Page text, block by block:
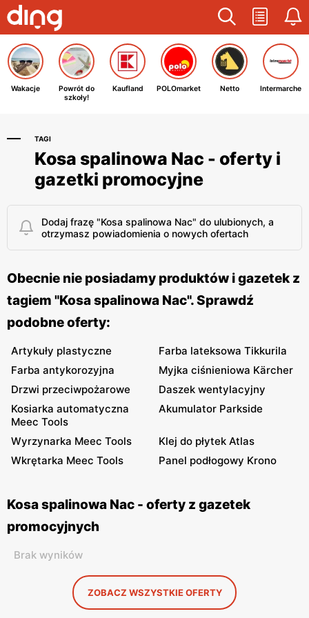
Wakacje
Powrót do
szkoły!
Kaufland POLOmarket Netto Intermarche
TAGI
Kosa spalinowa Nac - oferty i
gazetki promocyjne
Dodaj frazę "Kosa spalinowa Nac" do ulubionych, a
otrzymasz powiadomienia o nowych ofertach
Obecnie nie posiadamy produktów i gazetek z
tagiem "Kosa spalinowa Nac". Sprawdź
podobne oferty:
Artykuły plastyczne
Farba lateksowa Tikkurila
Farba antykorozyjna
Myjka ciśnieniowa Kärcher
Drzwi przeciwpożarowe
Daszek wentylacyjny
Kosiarka automatyczna
Meec Tools
Akumulator Parkside
Wyrzynarka Meec Tools
Klej do płytek Atlas
Wkrętarka Meec Tools
Panel podłogowy Krono
Kosa spalinowa Nac - oferty z gazetek
promocyjnych
Brak wyników
ZOBACZ WSZYSTKIE OFERTY